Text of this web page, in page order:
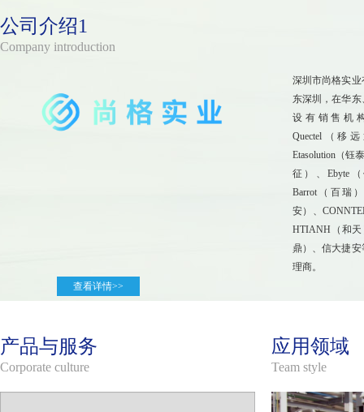
公司介绍1
Company introduction
深圳市尚格实业
东深圳，在华
设有销售机
Quectel（移
Etasolution（钰
征）、Ebyte
Barrot（百瑞
安）、
HTIANH（和
鼎）、信大捷
理商。
查看详情>>
产品与服务
Corporate culture
应用领域
Team style